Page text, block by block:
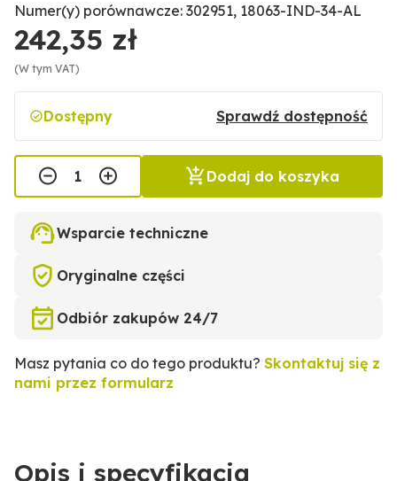
Numer(y) porównawcze: 302951, 18063-IND-34-AL
242,35 zł
(W tym VAT)
Dostępny Sprawdź dostępność
Dodaj do koszyka
Wsparcie techniczne
Oryginalne części
Odbiór zakupów 24/7
Masz pytania co do tego produktu? Skontaktuj się z
nami przez formularz
Opis i specyfikacja